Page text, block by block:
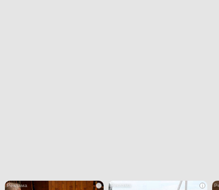
i i